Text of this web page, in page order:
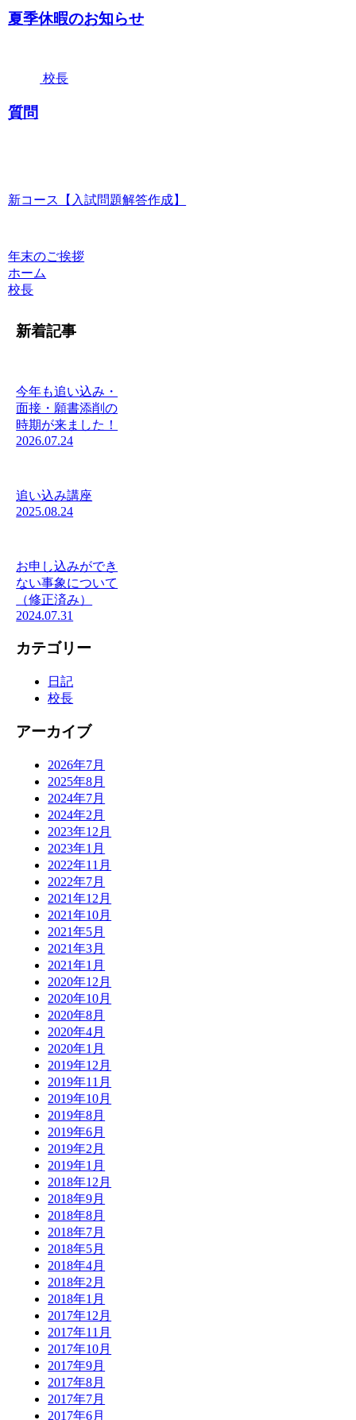
夏季休暇のお知らせ
校長
質問
新コース【入試問題解答作成】
年末のご挨拶
ホーム
校長
新着記事
今年も追い込み・
面接・願書添削の
時期が来ました！
2026.07.24
追い込み講座
2025.08.24
お申し込みができ
ない事象について
（修正済み）
2024.07.31
カテゴリー
日記
校長
アーカイブ
2026年7月
2025年8月
2024年7月
2024年2月
2023年12月
2023年1月
2022年11月
2022年7月
2021年12月
2021年10月
2021年5月
2021年3月
2021年1月
2020年12月
2020年10月
2020年8月
2020年4月
2020年1月
2019年12月
2019年11月
2019年10月
2019年8月
2019年6月
2019年2月
2019年1月
2018年12月
2018年9月
2018年8月
2018年7月
2018年5月
2018年4月
2018年2月
2018年1月
2017年12月
2017年11月
2017年10月
2017年9月
2017年8月
2017年7月
2017年6月